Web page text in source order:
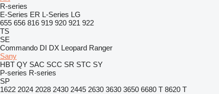
R-series
E-Series ER L-Series LG
655 656 816 919 920 921 922
TS
SE
Commando DI DX Leopard Ranger
Sany
HBT QY SAC SCC SR STC SY
P-series R-series
SP
1622 2024 2028 2430 2445 2630 3630 3650 6680 T 8620 T